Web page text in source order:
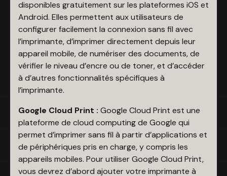
disponibles gratuitement sur les plateformes iOS et
Android. Elles permettent aux utilisateurs de
configurer facilement la connexion sans fil avec
l’imprimante, d’imprimer directement depuis leur
appareil mobile, de numériser des documents, de
vérifier le niveau d’encre ou de toner, et d’accéder
à d’autres fonctionnalités spécifiques à
l’imprimante.
Google Cloud Print : Google Cloud Print est une
plateforme de cloud computing de Google qui
permet d’imprimer sans fil à partir d’applications et
de périphériques pris en charge, y compris les
appareils mobiles. Pour utiliser Google Cloud Print,
vous devrez d’abord ajouter votre imprimante à